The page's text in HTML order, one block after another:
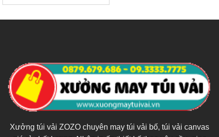
Xưởng túi vải ZOZO chuyên may túi vải bố, túi vải canvas